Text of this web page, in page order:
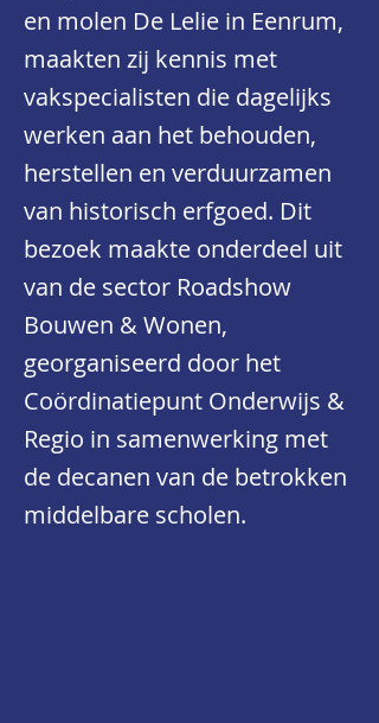
en molen De Lelie in Eenrum,
maakten zij kennis met
vakspecialisten die dagelijks
werken aan het behouden,
herstellen en verduurzamen
van historisch erfgoed. Dit
bezoek maakte onderdeel uit
van de sector Roadshow
Bouwen & Wonen,
georganiseerd door het
Coördinatiepunt Onderwijs &
Regio in samenwerking met
de decanen van de betrokken
middelbare scholen.